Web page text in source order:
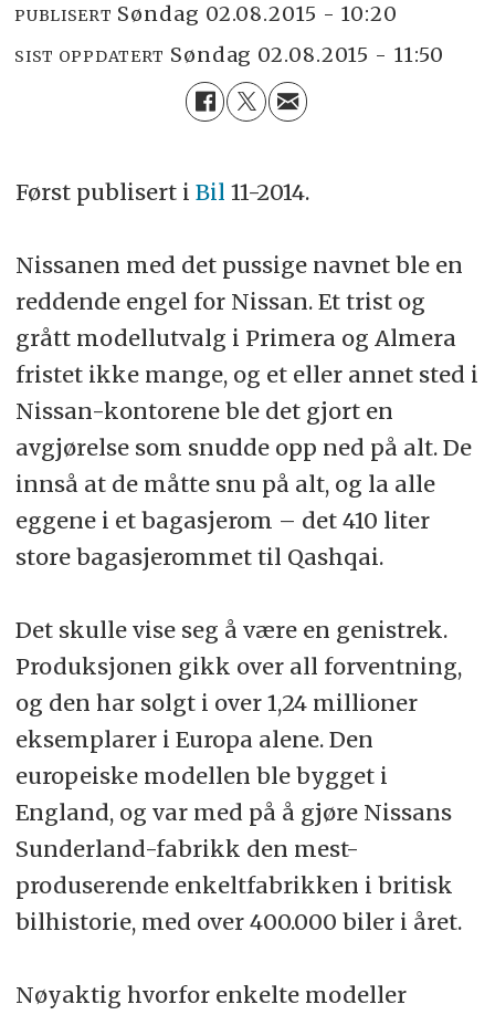
PUBLISERT søndag 02.08.2015 - 10:20
SIST OPPDATERT søndag 02.08.2015 - 11:50
Først publisert i Bil 11-2014.
Nissanen med det pussige navnet ble en
reddende engel for Nissan. Et trist og
grått modellutvalg i Primera og Almera
fristet ikke mange, og et eller annet sted i
Nissan-kontorene ble det gjort en
avgjørelse som snudde opp ned på alt. De
innså at de måtte snu på alt, og la alle
eggene i et bagasjerom – det 410 liter
store bagasjerommet til Qashqai.
Det skulle vise seg å være en genistrek.
Produksjonen gikk over all forventning,
og den har solgt i over 1,24 millioner
eksemplarer i Europa alene. Den
europeiske modellen ble bygget i
England, og var med på å gjøre Nissans
Sunderland-fabrikk den mest-
produserende enkeltfabrikken i britisk
bilhistorie, med over 400.000 biler i året.
Nøyaktig hvorfor enkelte modeller